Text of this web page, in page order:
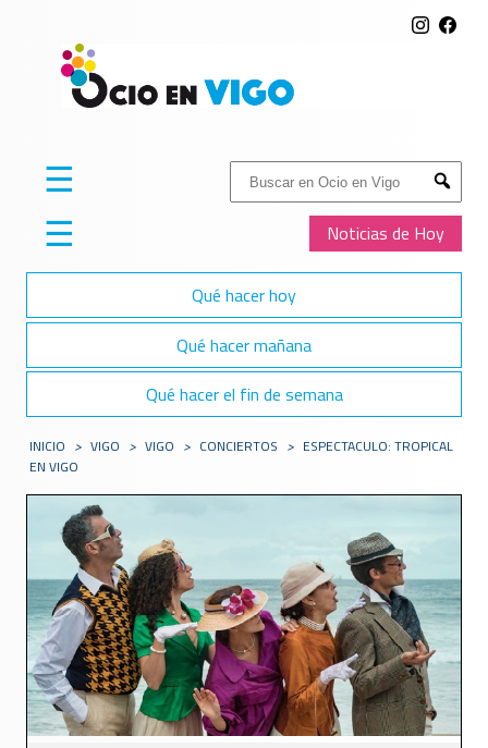
Buscar:
Submit
Noticias de Hoy
☰
☰
Qué hacer hoy
Qué hacer mañana
Qué hacer el fin de semana
INICIO > VIGO > VIGO > CONCIERTOS > ESPECTACULO: TROPICAL
EN VIGO